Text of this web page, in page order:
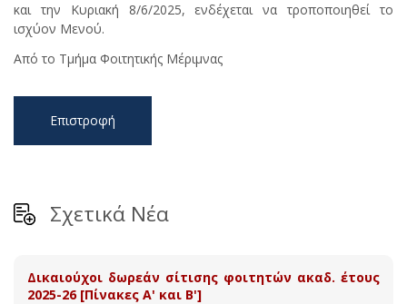
και την Κυριακή 8/6/2025, ενδέχεται να τροποποιηθεί το
ισχύον Μενού.
Από το Τμήμα Φοιτητικής Μέριμνας
Επιστροφή
Σχετικά Νέα
Δικαιούχοι δωρεάν σίτισης φοιτητών ακαδ. έτους
2025-26 [Πίνακες Α' και Β']